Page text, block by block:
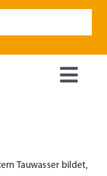
Tauwasser bildet,